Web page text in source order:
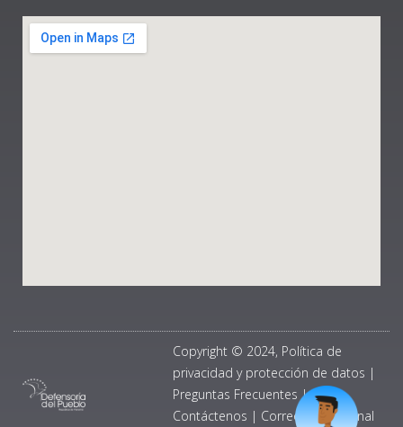
Copyright © 2024, Política de
privacidad y protección de datos |
Preguntas Frecuentes |
Contáctenos | Correo Institucional